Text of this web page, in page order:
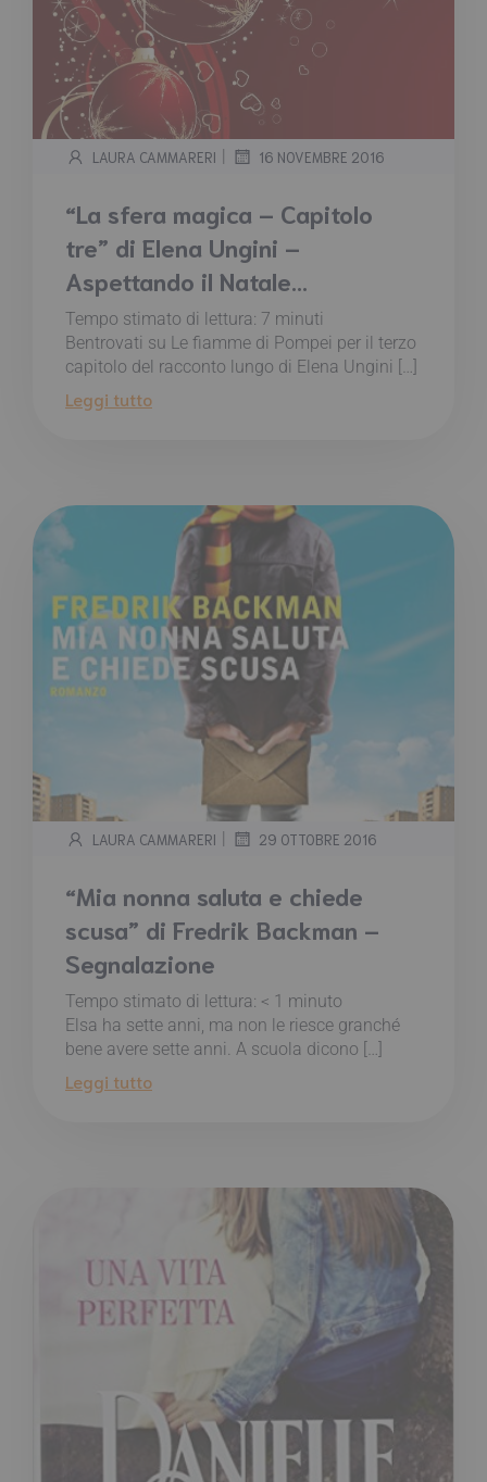
LAURA CAMMARERI | 16 NOVEMBRE 2016
“La sfera magica – Capitolo
tre” di Elena Ungini –
Aspettando il Natale…
Tempo stimato di lettura: 7 minuti
Bentrovati su Le fiamme di Pompei per il terzo
capitolo del racconto lungo di Elena Ungini […]
Leggi tutto
LAURA CAMMARERI | 29 OTTOBRE 2016
“Mia nonna saluta e chiede
scusa” di Fredrik Backman –
Segnalazione
Tempo stimato di lettura: < 1 minuto
Elsa ha sette anni, ma non le riesce granché
bene avere sette anni. A scuola dicono […]
Leggi tutto